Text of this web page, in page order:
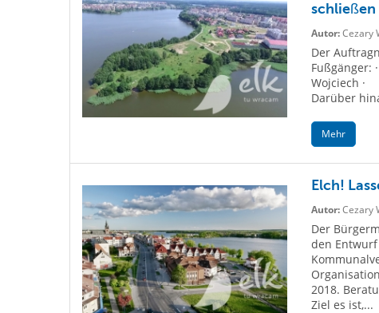
schließen
Autor:Cezary
Der
Wojciech ·
Darüber
Mehr
Elch!
Autor:Cezary
Der
den
2018.
Ziel es ist,...